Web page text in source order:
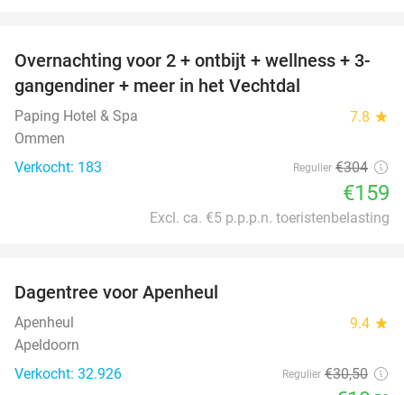
48%
Overnachting voor 2 + ontbijt + wellness + 3-
gangendiner + meer in het Vechtdal
Paping Hotel & Spa 7.8 star
Ommen
Verkocht: 183
Regulier €304
€159
Excl. ca. €5 p.p.p.n. toeristenbelasting
Dagentree voor Apenheul
Apenheul 9.4 star
Apeldoorn
Verkocht: 32.926
Regulier €30,50